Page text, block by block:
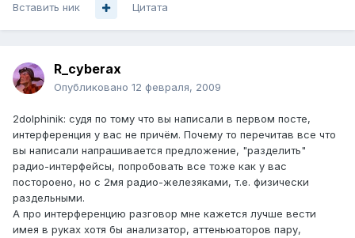
Вставить ник Цитата
R_cyberax
Опубликовано 12 февраля, 2009
2dolphinik: судя по тому что вы написали в первом посте,
интерференция у вас не причём. Почему то перечитав все что
вы написали напрашивается предложение, "разделить"
радио-интерфейсы, попробовать все тоже как у вас
постороено, но с 2мя радио-железяками, т.е. физически
раздельными.
А про интерференцию разговор мне кажется лучше вести
имея в руках хотя бы анализатор, аттеньюаторов пару,